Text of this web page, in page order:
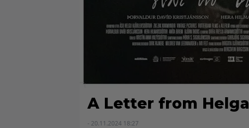
A Letter from Helga
- 20.11.2024 18:27